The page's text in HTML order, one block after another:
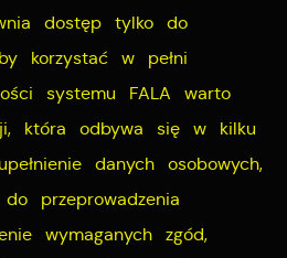
dostęp tylko do
korzystać w pełni
systemu FALA warto
która odbywa się w kilku
danych osobowych,
przeprowadzenia
wymaganych zgód,